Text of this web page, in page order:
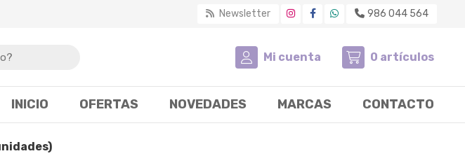
Newsletter 986 044 564
Mi cuenta 0 artículos
INICIO OFERTAS NOVEDADES MARCAS CONTACTO